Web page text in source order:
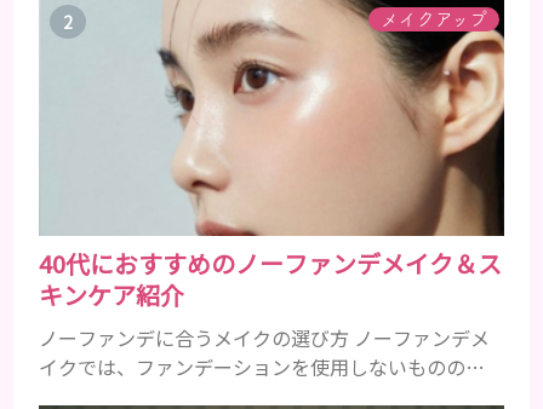
まれるアレルギーを起こすおそれのある成分 まず、
普段お使いの歯磨き粉に含まれているどの成分にア
レルギーを引き起こすおそれがあるのかを説明しま
すね。 •フッ素･･･歯の表面のエナメルを守り強くし
たり、虫歯と防ぐ働きを持つ成分 •香味料 ･･･歯磨き
メイクアップ
40代におすすめのノーファンデメイク＆ス
キンケア紹介
ノーファンデに合うメイクの選び方 ノーファンデメ
イクでは、ファンデーションを使用しないものの、